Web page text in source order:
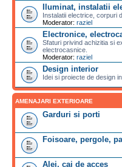
Iluminat, instalatii
Instalatii electrice, corpuri
Moderator: raziel
Electronice,
Sfaturi privind achizitia si
electrocasnice.
Moderator: raziel
Design interior
Idei si proiecte de design
AMENAJARI EXTERIOARE
Garduri si porti
Foisoare, pergole,
Alei, cai de acces